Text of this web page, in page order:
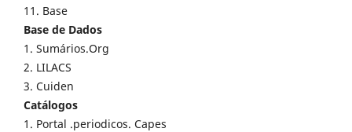
11. Base
Base de Dados
1. Sumários.Org
2. LILACS
3. Cuiden
Catálogos
1. Portal .periodicos. Capes